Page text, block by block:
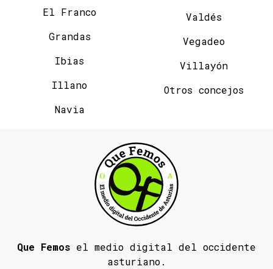
El Franco
Grandas
Ibias
Illano
Navia
Valdés
Vegadeo
Villayón
Otros concejos
Que Femos el medio digital del occidente
asturiano.